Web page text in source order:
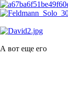
А вот еще его